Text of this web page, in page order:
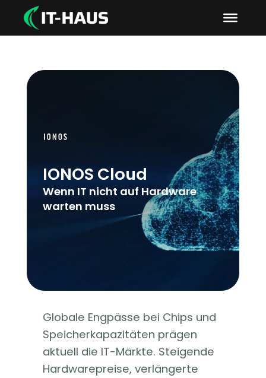
IONOS Cloud
Wenn IT nicht auf Hardware
warten muss
Globale Engpässe bei Chips und
Speicherkapazitäten prägen
aktuell die IT-Märkte. Steigende
Hardwarepreise, verlängerte